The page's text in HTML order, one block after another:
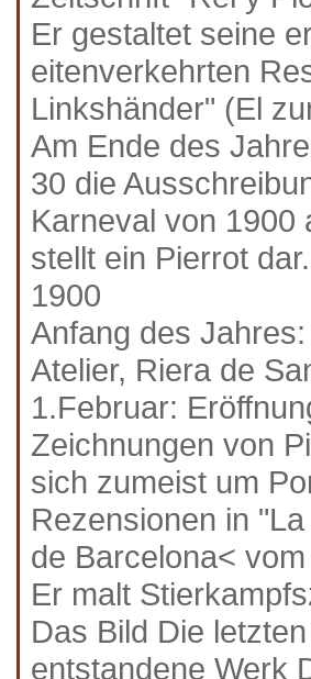
Er gestaltet seine
eitenverkehrten
Linkshänder" (El
Am Ende des
30 die
Karneval von 1900
stellt ein Pierrot dar.
1900
Anfang des
Atelier, Riera de
1.Februar:
Zeichnungen von
sich zumeist um
Rezensionen in
de Barcelona<
Er malt
Das Bild Die
entstandene Werk